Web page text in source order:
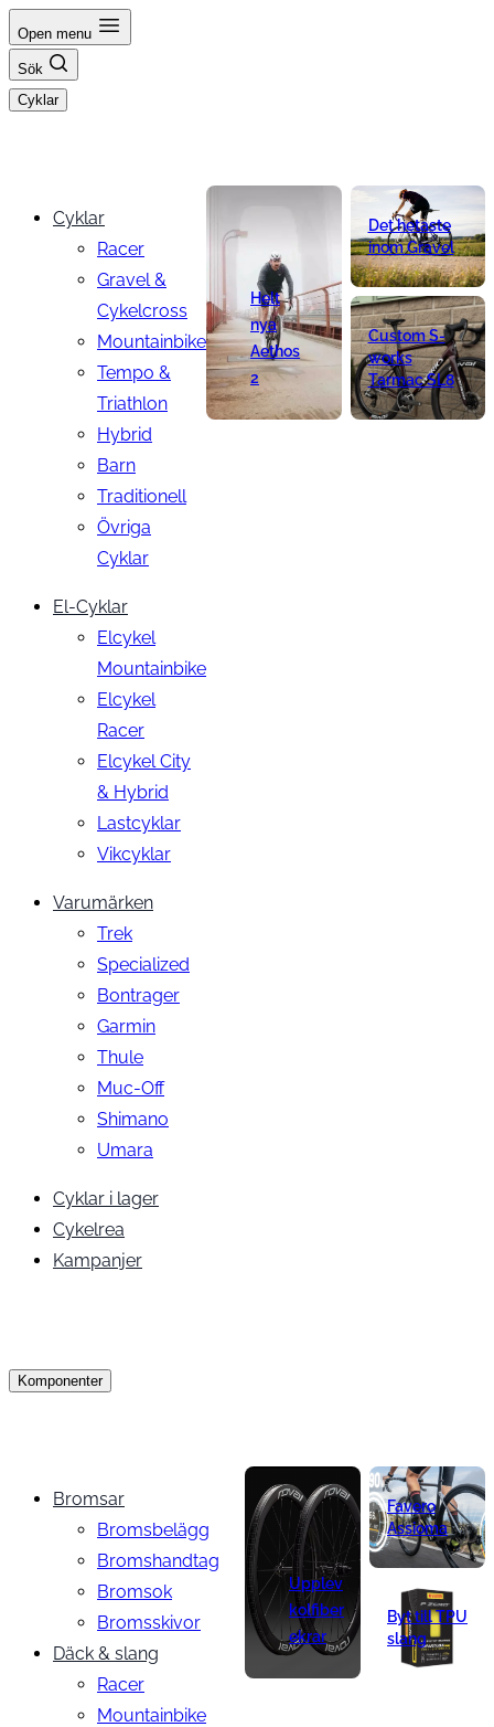
Hoppa
till
innehåll
Open menu
Sök
Cyklar
Cyklar
Racer
Gravel &
Cykelcross
Mountainbike
Tempo &
Triathlon
Hybrid
Barn
Traditionell
Övriga
Cyklar
El-Cyklar
Elcykel
Mountainbike
Elcykel
Racer
Elcykel City
& Hybrid
Lastcyklar
Vikcyklar
Varumärken
Trek
Specialized
Bontrager
Garmin
Thule
Muc-Off
Shimano
Umara
Cyklar i lager
Cykelrea
Kampanjer
Helt
nya
Aethos
2
Det hetaste
inom Gravel
Custom S-
works
Tarmac SL8
Komponenter
Bromsar
Bromsbelägg
Bromshandtag
Bromsok
Bromsskivor
Däck & slang
Racer
Mountainbike
Upplev
kolfiber
ekrar
Favero
Assioma
Byt till TPU
slang